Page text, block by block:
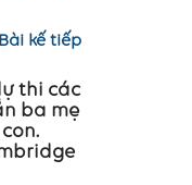
kế tiếp
thi các
ba mẹ